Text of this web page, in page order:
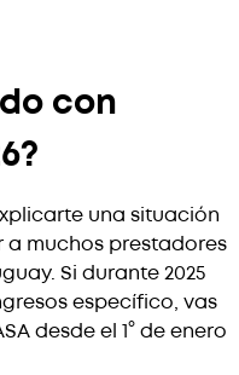
con
una situación
muchos prestadores
Si durante 2025
específico, vas
desde el 1° de enero